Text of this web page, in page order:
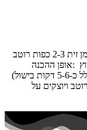
1 – חבילה של אטריות סובה לרוטב: 2-3 כפות שמן זית 2-3 כפות רוטב
, 1/4 כוס ירק קצוץ :אופן ההכנה
מבשלים את האטריות לפי הוראת היצרן (בדרך כלל כ-5-6 דקות בישול)
ויוצקים על